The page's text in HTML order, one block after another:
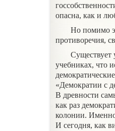
опасна, как и
Но помимо
противоречия,
Существует
учебниках, что
«Демократии с
В древности
как раз
колонии.
И сегодня, как